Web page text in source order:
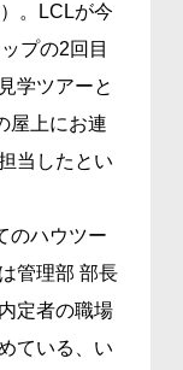
。LCLが今
プの2回目
学ツアーと
屋上にお連
当したとい
のハウツー
管理部 部長
定者の職場
ている、い